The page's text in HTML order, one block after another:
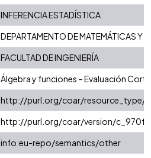
INFERENCIA ESTADÍSTICA
DEPARTAMENTO DE MATEMÁTICAS Y
FACULTAD DE INGENIERÍA
Álgebra y funciones – Evaluación
http://purl.org/coar/resource_type/
http://purl.org/coar/version/
info:eu-repo/semantics/other